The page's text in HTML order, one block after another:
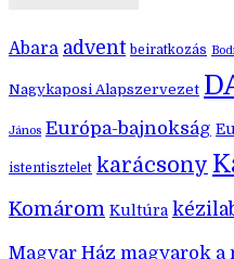
Abara advent beiratkozás
Nagykaposi Alapszervezet
János Európa-bajnokság
istentisztelet karácsony
Komárom Kultúra
Magyar Ház magyarok a